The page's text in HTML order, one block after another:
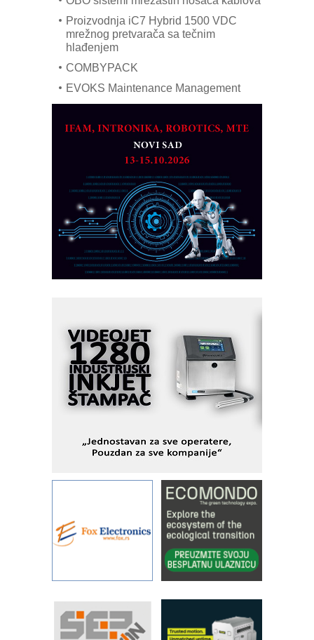
Proizvodnja iC7 Hybrid 1500 VDC
mrežnog pretvarača sa tečnim
hlađenjem
COMBYPACK
EVOKS Maintenance Management
na viši nivo
Detekcija različitih oblika
MAREX - Lim i mašine za savremena
rešenja
Marcom-plast d.o.o.- vaš pouzdan
partner
CTO - Prilagodite svoju toplinsku
obradu!
Razvoj asortimanskog pravca MINI-
PLC AKYTEC
MOTOMAN – NEXT-Robotika vođena
veštačkom inteligencijom
I.SAFE MOBILE revolucioniše
industrijsku automatizaciju
pionirskimmobile operator PANEL-OM
Fleksibilno stezanje i brzo
KIP KOP – napredna rešenja za
savremene industrijske i logističke
Alba d.o.o. – 35 godina preciznosti u
metrologiji i pametnim dozirnim
rešenjima
IBeRTIM - oprema za ispitivanje
STAUFF – Komponente koje
sistema
YAMADA pumpe – japanska
pouzdanost u transferu fluida